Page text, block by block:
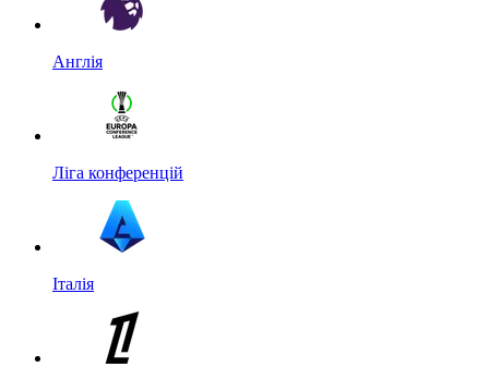
Англія
Ліга конференцій
Італія